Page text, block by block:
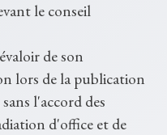
le conseil
de son
lors de la publication
l'accord des
d'office et de